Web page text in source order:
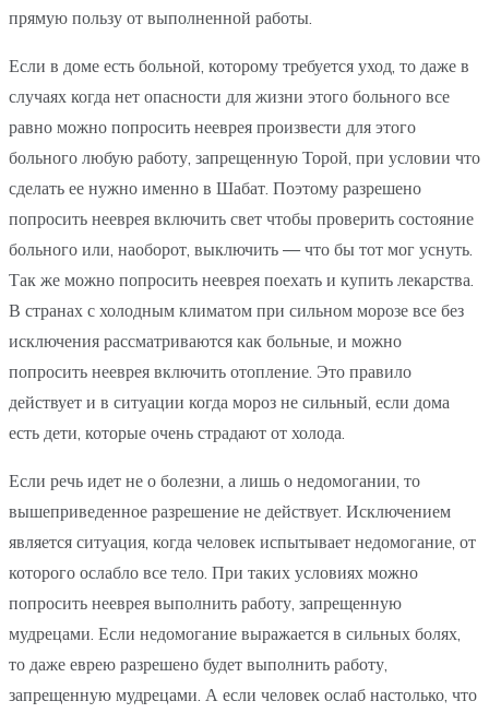
прямую пользу от выполненной работы.
Если в доме есть больной, которому требуется уход, то даже в
случаях когда нет опасности для жизни этого больного все
равно можно попросить нееврея произвести для этого
больного любую работу, запрещенную Торой, при условии что
сделать ее нужно именно в Шабат. Поэтому разрешено
попросить нееврея включить свет чтобы проверить состояние
больного или, наоборот, выключить — что бы тот мог уснуть.
Так же можно попросить нееврея поехать и купить лекарства.
В странах с холодным климатом при сильном морозе все без
исключения рассматриваются как больные, и можно
попросить нееврея включить отопление. Это правило
действует и в ситуации когда мороз не сильный, если дома
есть дети, которые очень страдают от холода.
Если речь идет не о болезни, а лишь о недомогании, то
вышеприведенное разрешение не действует. Исключением
является ситуация, когда человек испытывает недомогание, от
которого ослабло все тело. При таких условиях можно
попросить нееврея выполнить работу, запрещенную
мудрецами. Если недомогание выражается в сильных болях,
то даже еврею разрешено будет выполнить работу,
запрещенную мудрецами. А если человек ослаб настолько, что